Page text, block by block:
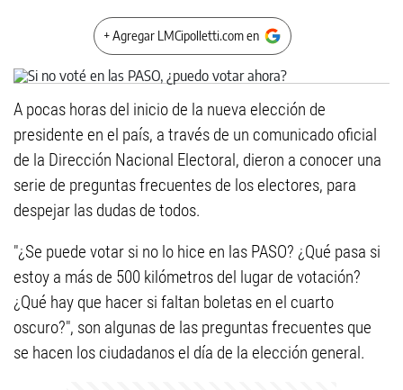
+ Agregar LMCipolletti.com en
A pocas horas del inicio de la nueva elección de
presidente en el país, a través de un comunicado oficial
de la Dirección Nacional Electoral, dieron a conocer una
serie de preguntas frecuentes de los electores, para
despejar las dudas de todos.
"¿Se puede votar si no lo hice en las PASO? ¿Qué pasa si
estoy a más de 500 kilómetros del lugar de votación?
¿Qué hay que hacer si faltan boletas en el cuarto
oscuro?", son algunas de las preguntas frecuentes que
se hacen los ciudadanos el día de la elección general.